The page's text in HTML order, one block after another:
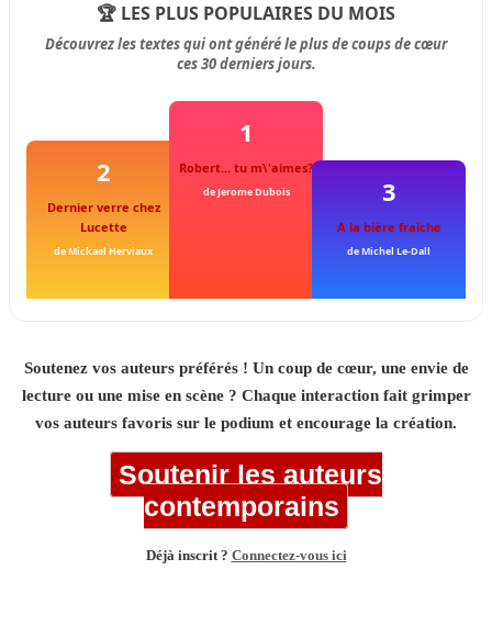
🏆 LES PLUS POPULAIRES DU MOIS
Découvrez les textes qui ont généré le plus de coups de cœur
ces 30 derniers jours.
1
Robert... tu m\'aimes?
de Jerome Dubois
2
Dernier verre chez
Lucette
de Mickael Herviaux
3
A la bière fraîche
de Michel Le-Dall
Soutenez vos auteurs préférés ! Un coup de cœur, une envie de
lecture ou une mise en scène ? Chaque interaction fait grimper
vos auteurs favoris sur le podium et encourage la création.
Soutenir les auteurs
contemporains
Déjà inscrit ? Connectez-vous ici